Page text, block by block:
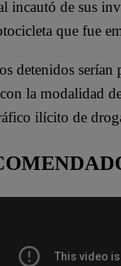
incautó de sus
que fue
detenidos
la modalidad
ilícito de